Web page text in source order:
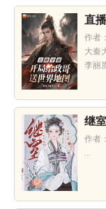
直
作者
大秦
李丽
继室
作者
...